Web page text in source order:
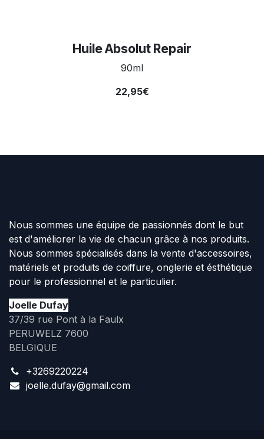
Huile Absolut Repair
90ml
22,95€
Nous sommes une équipe de passionnés dont le but
est d'améliorer la vie de chacun grâce à nos produits.
Nous sommes spécialisés dans la vente d'accessoires,
matériels et produits de coiffure, onglerie et ésthétique
pour le professionnel et le particulier.
Joelle Dufay
37/39 rue Pont à la Faulx
PERUWELZ 7600
BELGIQUE
+3269220224
joelle.dufay@gmail.com